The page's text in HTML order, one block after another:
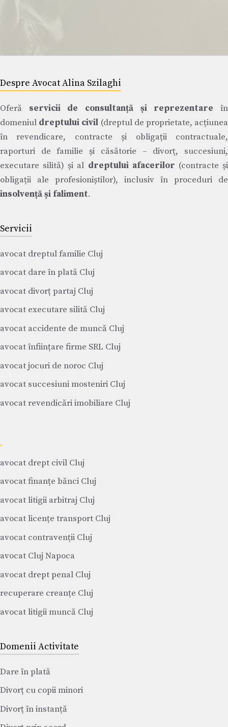
Despre Avocat Alina Szilaghi
Oferă servicii de consultanță și reprezentare în
domeniul dreptului civil (dreptul de proprietate, acțiunea
în revendicare, contracte și obligații contractuale,
raporturi de familie și căsătorie – divorț, succesiuni,
executare silită) și al dreptului afacerilor (contracte și
obligații ale profesioniștilor), inclusiv în proceduri de
insolvență și faliment.
Servicii
avocat dreptul familie Cluj
avocat dare în plată Cluj
avocat divorț partaj Cluj
avocat executare silită Cluj
avocat accidente de muncă Cluj
avocat înființare firme SRL Cluj
avocat jocuri de noroc Cluj
avocat succesiuni mosteniri Cluj
avocat revendicări imobiliare Cluj
avocat drept civil Cluj
avocat finanțe bănci Cluj
avocat litigii arbitraj Cluj
avocat licențe transport Cluj
avocat contravenții Cluj
avocat Cluj Napoca
avocat drept penal Cluj
recuperare creanțe Cluj
avocat litigii muncă Cluj
Domenii Activitate
Dare în plată
Divorț cu copii minori
Divorț în instanță